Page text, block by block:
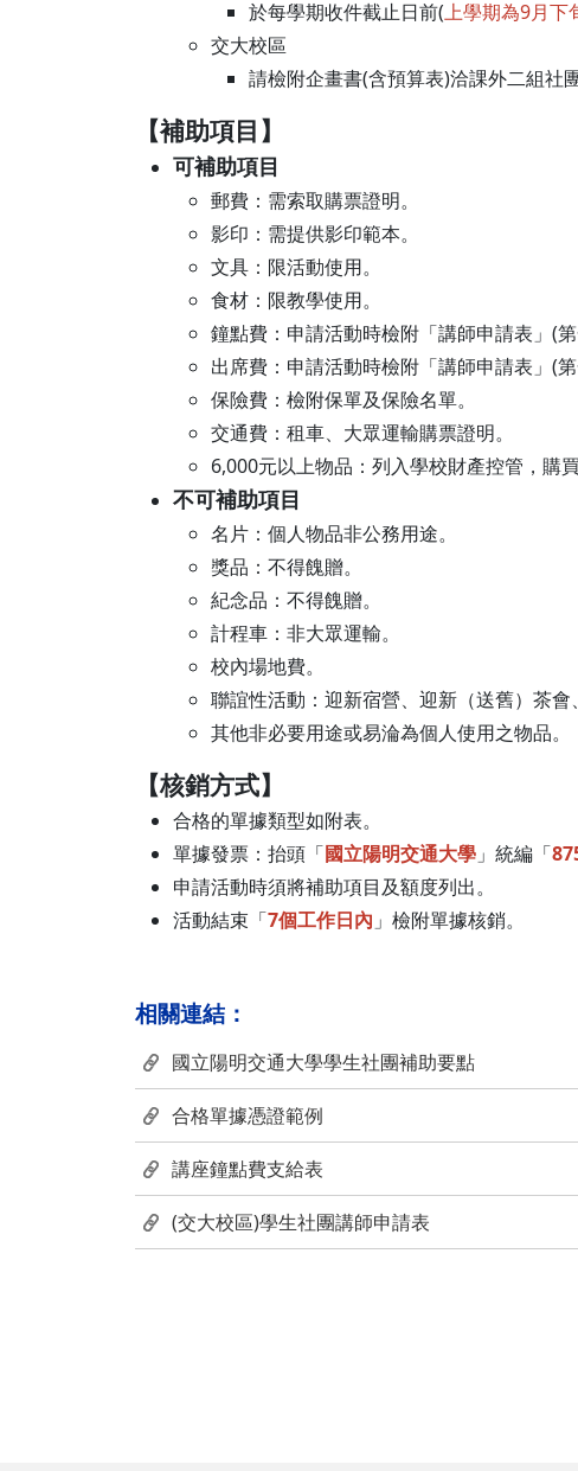
於每學期收件截止日前(上學期為9月下
交大校區
請檢附企畫書(含預算表)洽課外二組社
【補助項目】
可補助項目
郵費：需索取購票證明。
影印：需提供影印範本。
文具：限活動使用。
食材：限教學使用。
鐘點費：申請活動時檢附「講師申請表」(
出席費：申請活動時檢附「講師申請表」(
保險費：檢附保單及保險名單。
交通費：租車、大眾運輸購票證明。
6,000元以上物品：列入學校財產控管，購
不可補助項目
名片：個人物品非公務用途。
獎品：不得餽贈。
紀念品：不得餽贈。
計程車：非大眾運輸。
校內場地費。
聯誼性活動：迎新宿營、迎新（送舊）茶會
其他非必要用途或易淪為個人使用之物品。
【核銷方式】
合格的單據類型如附表。
單據發票：抬頭「國立陽明交通大學 」統編「
申請活動時須將補助項目及額度列出。
活動結束「7個工作日內 」檢附單據核銷。
相關連結：
國立陽明交通大學學生社團補助要點
合格單據憑證範例
講座鐘點費支給表
(交大校區)學生社團講師申請表